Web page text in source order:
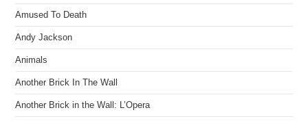
Amused To Death
Andy Jackson
Animals
Another Brick In The Wall
Another Brick in the Wall: L’Opera